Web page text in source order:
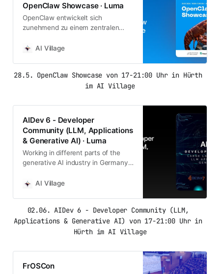
OpenClaw Showcase · Luma
OpenClaw entwickelt sich
zunehmend zu einem zentralen
generativer KI. Dieses Showcase
AI Village
28.5. OpenClaw Showcase von 17-21:00 Uhr in Hürth
im AI Village
AIDev 6 - Developer
Community (LLM, Applications
& Generative AI) · Luma
Working in different parts of the
generative AI industry in Germany,
beer that there are very few people
AI Village
02.06. AIDev 6 - Developer Community (LLM,
Applications & Generative AI) von 17-21:00 Uhr in
Hürth im AI Village
FrOSCon